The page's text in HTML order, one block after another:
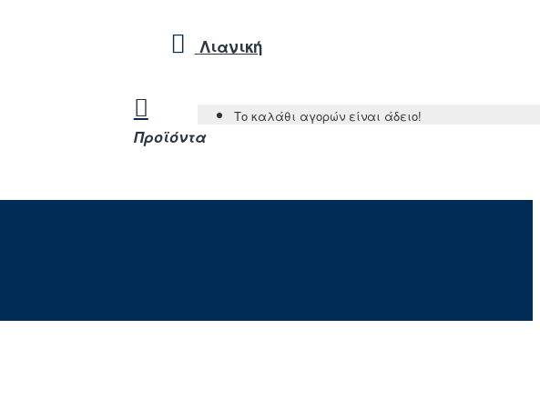
Λιανική
Προϊόντα
Το καλάθι αγορών είναι άδειο!